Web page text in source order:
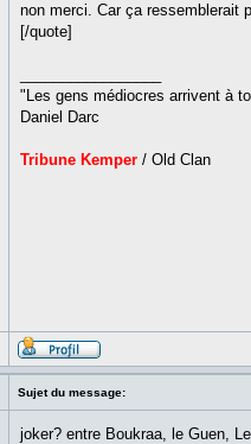
non merci. Car ça ressemblerait
[/quote]
"Les gens médiocres arrivent à
Daniel Darc
Tribune Kemper / Old Clan
Sujet du message:
joker? entre Boukraa, le Guen,